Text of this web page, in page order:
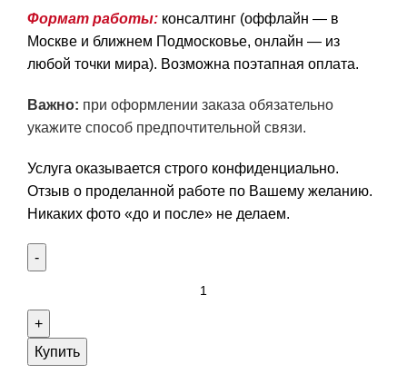
Формат работы: консалтинг (оффлайн — в
Москве и ближнем Подмосковье, онлайн — из
любой точки мира). Возможна поэтапная оплата.
Важно: при оформлении заказа обязательно
укажите способ предпочтительной связи.
Услуга оказывается строго конфиденциально.
Отзыв о проделанной работе по Вашему желанию.
Никаких фото «до и после» не делаем.
Купить